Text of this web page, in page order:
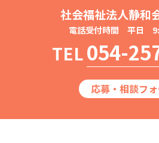
社会福祉法人静
電話受付時間 平日
TEL054-
応募・相談フ